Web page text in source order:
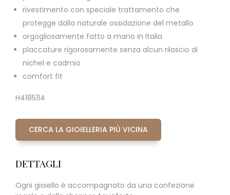
rivestimento con speciale trattamento che
protegge dalla naturale ossidazione del metallo
orgogliosamente fatto a mano in Italia
placcature rigorosamente senza alcun rilascio di
nichel e cadmio
comfort fit
H4185114
CERCA LA GIOIELLERIA PIÙ VICINA
DETTAGLI
Ogni gioiello è accompagnato da una confezione